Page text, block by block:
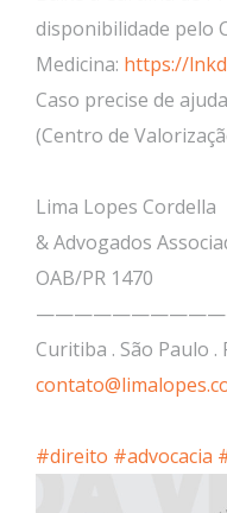
disponibilidade pelo
Medicina: https://
Caso precise de
(Centro de
Lima Lopes Cordella
& Advogados
OAB/PR 1470
Curitiba . São Paulo
#direito #advocacia